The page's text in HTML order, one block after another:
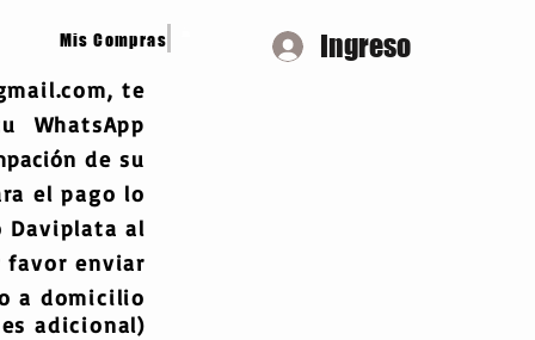
Mis Compras Ingreso
, te
WhatsApp
de su
el pago lo
Daviplata al
favor enviar
a domicilio
adicional)